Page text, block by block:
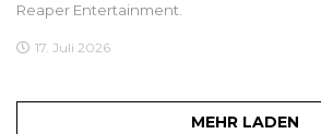
Reaper Entertainment.
17. Juli 2026
MEHR LADEN